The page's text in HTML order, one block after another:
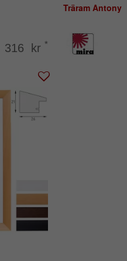
316 kr *
Träram Antony